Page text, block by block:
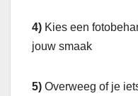
4) Kies een
jouw smaak
5) Overweeg of je